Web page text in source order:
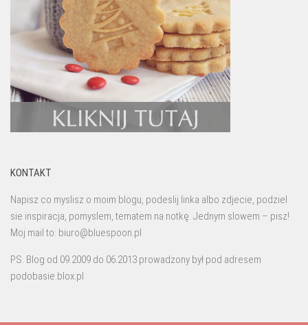
KONTAKT
Napisz co myslisz o moim blogu, podeslij linka albo zdjecie, podziel
sie inspiracja, pomyslem, tematem na notkę. Jednym slowem – pisz!
Moj mail to: biuro@bluespoon.pl
PS. Blog od 09.2009 do 06.2013 prowadzony był pod adresem
podobasie.blox.pl